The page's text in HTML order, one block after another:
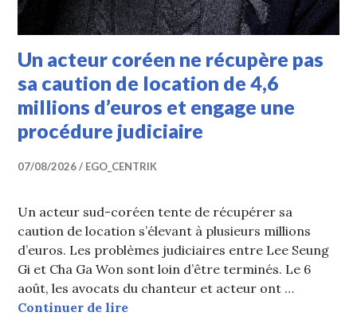
Un acteur coréen ne récupère pas
sa caution de location de 4,6
millions d’euros et engage une
procédure judiciaire
07/08/2026 EGO_CENTRIK
Un acteur sud-coréen tente de récupérer sa
caution de location s’élevant à plusieurs millions
d’euros. Les problèmes judiciaires entre Lee Seung
Gi et Cha Ga Won sont loin d’être terminés. Le 6
août, les avocats du chanteur et acteur ont …
Continuer de lireUn acteur coréen ne récupère pas